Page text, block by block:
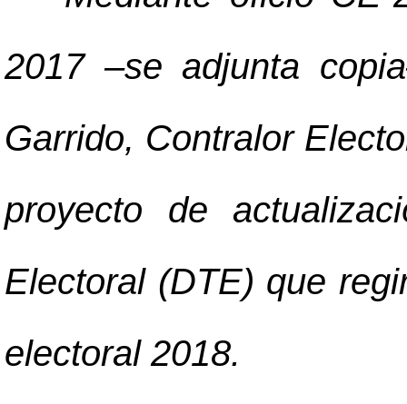
2017–se adjunta copia
Garrido, Contralor
proyecto de
Electoral (DTE) que
electoral 2018.